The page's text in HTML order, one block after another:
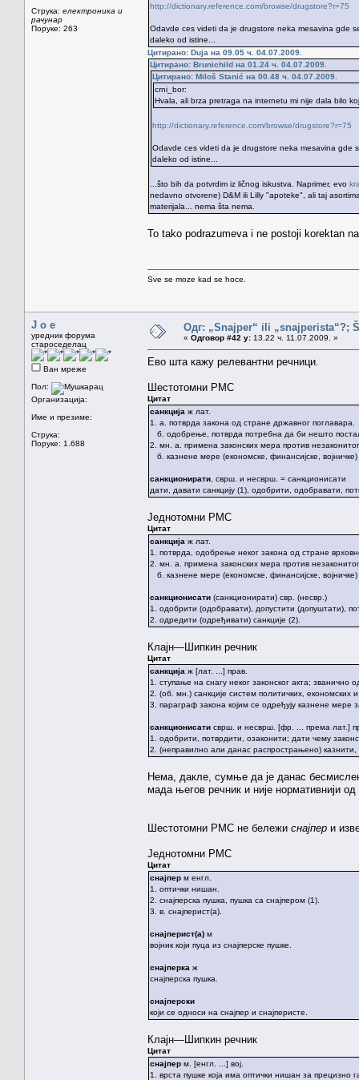
Струка: електроника и
рачунар
Поруке: 263
http://dictionary.reference.com/browse/drugstore?r=75
Odavde ces videti da je drugstore neka mesavina gde
daleko od istine...
Цитирано: Duja на 09.05 ч. 04.07.2009.
Цитирано: Brunichild на 01.24 ч. 04.07.2009.
Цитирано: Miloš Stanić на 00.48 ч. 04.07.2009.
crni_bor:
Hvala, ali brza pretraga na internetu mi nije dala bilo
http://dictionary.reference.com/browse/drugstore?r=75
Odavde ces videti da je drugstore neka mesavina gde
daleko od istine...
...što bih da potvrdim iz ličnog iskustva. Naprimer, evo
nedavno otvorene) D&M ili Lilly "apoteke", ali taj
materijala... nema šta nema.
To tako podrazumeva i ne postoji korektan
Sve se moze kad se hoce.
J o e
уредник форума
староседелац
Ван мреже
Пол:
Организација:
Име и презиме:
Струка:
Поруке: 1.688
Одг: „Snajper“ ili „snajperista“?;
« Одговор #42 у: 13.22 ч. 11.07.2009. »
Ево шта кажу релевантни речници.
Шестотомни РМС
Цитат
санкција ж лат.
1. а. потврда закона од стране државног поглавара.
б. одобрење, потврда потребна да би нешто
2. мн. а. примена законских мера против незаконитог
б. казнене мере (економске, финансијске,
санкционирати , сврш. и несврш. = санкционисати
дати, давати санкцију (1), одобрити, одобравати,
Једнотомни РМС
Цитат
санкција ж лат.
1. потврда, одобрење неког закона од стране
2. мн. а. примена законских мера против незаконитог
б. казнене мере (економске, финансијске,
санкционисати (санкционирати) свр. (несвр.)
1. одобрити (одобравати), допустити (допуштати),
2. одредити (одређивати) санкције (2).
Клајн—Шипкин речник
Цитат
санкција ж [лат. ...] прав.
1. ступање на снагу неког законског акта; званично
2. (об. мн.) санкције систем политичких,
3. параграф закона којим се одређују казнене мере
санкционисати сврш. и несврш. [фр. ... према лат.]
1. одобрити, потврдити, озаконити; дати чему
2. (неправилно али данас распрострањено)
Нема, дакле, сумње да је данас
мада његов речник и није нормативнији
Шестотомни РМС не бележи снајпер и
Једнотомни РМС
Цитат
снајпер м енгл.
1. оптички нишан.
2. снајперска пушка, пушка са снајпером (1).
3. в. снајперист(а).
снајперист(а) м
војник који пуца из снајперске пушке.
снајперка ж
снајперска пушка.
снајперски
који се односи на снајпер и снајперисте.
Клајн—Шипкин речник
Цитат
снајпер м. [енгл. ...] вој.
1. врста пушке која има оптички нишан за прецизно